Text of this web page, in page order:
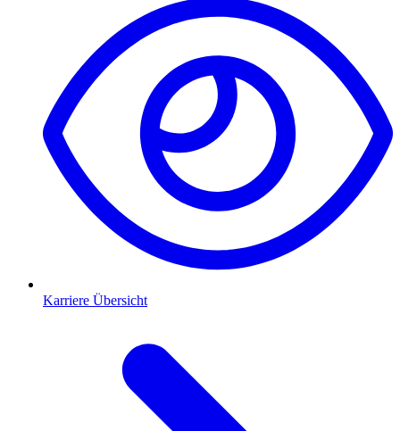
Karriere Übersicht